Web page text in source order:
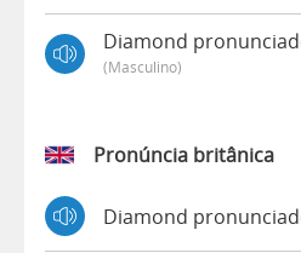
Diamond
(masculino)
Pronúncia britânica
Diamond